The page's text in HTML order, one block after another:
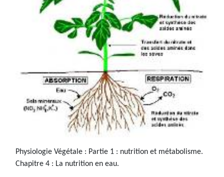
Physiologie Végétale : Partie 1 : nutrition et métabolisme.
Chapitre 4 : La nutrition en eau.